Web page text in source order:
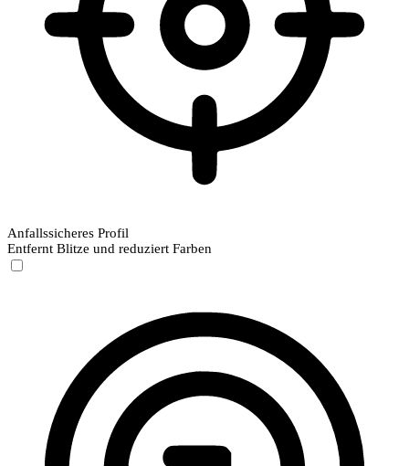
Anfallssicheres Profil
Entfernt Blitze und reduziert Farben